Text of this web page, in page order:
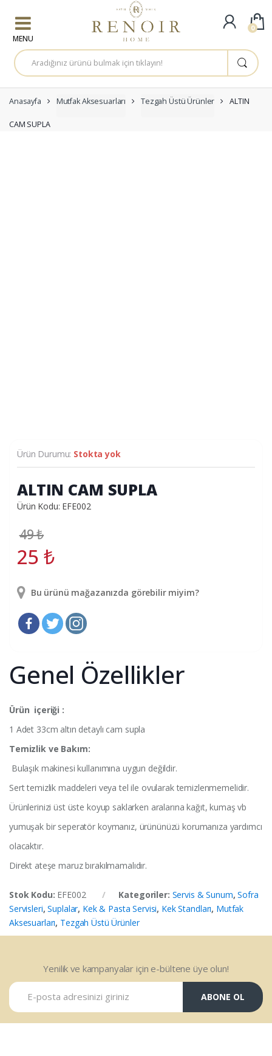
A
r
a
a
:
Anasayfa Mutfak Aksesuarları Tezgah Üstü Ürünler ALTIN
CAM SUPLA
Ürün Durumu: Stokta yok
ALTIN CAM SUPLA
Ürün Kodu: EFE002
49₺
25 ₺
Bu ürünü mağazanızda görebilir miyim?
Genel Özellikler
Ürün içeriği :
1 Adet 33cm altın detaylı cam supla
Temizlik ve Bakım:
Bulaşık makinesi kullanımına uygun değildir.
Sert temizlik maddeleri veya tel ile ovularak temizlenmemelidir.
Ürünlerinizi üst üste koyup saklarken aralarına kağıt, kumaş vb
yumuşak bir seperatör koymanız, ürününüzü korumanıza yardımcı
olacaktır.
Direkt ateşe maruz bırakılmamalıdır.
Stok Kodu: EFE002 Kategoriler: Servis & Sunum,Sofra
Servisleri,Suplalar, Kek & Pasta Servisi, Kek Standları, Mutfak
Aksesuarları, Tezgah Üstü Ürünler
Yenilik ve kampanyalar için e-bültene üye olun!
ABONE OL
0